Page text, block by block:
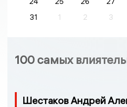
31
1 2 3
100 самых
Шестаков Андрей